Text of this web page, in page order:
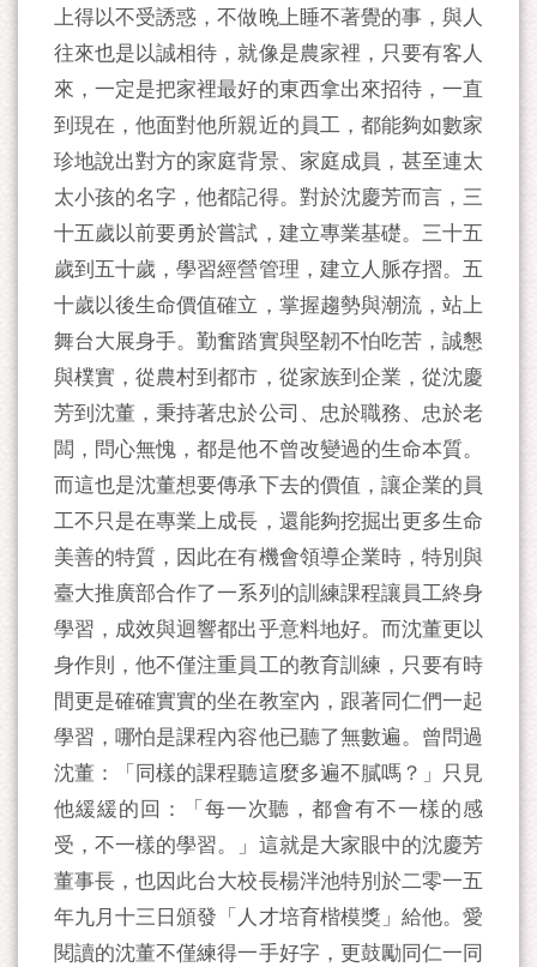
上得以不受誘惑，不做晚上睡不著覺的事，與人
往來也是以誠相待，就像是農家裡，只要有客人
來，一定是把家裡最好的東西拿出來招待，一直
到現在，他面對他所親近的員工，都能夠如數家
珍地說出對方的家庭背景、家庭成員，甚至連太
太小孩的名字，他都記得。對於沈慶芳而言，三
十五歲以前要勇於嘗試，建立專業基礎。三十五
歲到五十歲，學習經營管理，建立人脈存摺。五
十歲以後生命價值確立，掌握趨勢與潮流，站上
舞台大展身手。勤奮踏實與堅韌不怕吃苦，誠懇
與樸實，從農村到都市，從家族到企業，從沈慶
芳到沈董，秉持著忠於公司、忠於職務、忠於老
闆，問心無愧，都是他不曾改變過的生命本質。
而這也是沈董想要傳承下去的價值，讓企業的員
工不只是在專業上成長，還能夠挖掘出更多生命
美善的特質，因此在有機會領導企業時，特別與
臺大推廣部合作了一系列的訓練課程讓員工終身
學習，成效與迴響都出乎意料地好。而沈董更以
身作則，他不僅注重員工的教育訓練，只要有時
間更是確確實實的坐在教室內，跟著同仁們一起
學習，哪怕是課程內容他已聽了無數遍。曾問過
沈董：「同樣的課程聽這麼多遍不膩嗎？」只見
他緩緩的回：「每一次聽，都會有不一樣的感
受，不一樣的學習。」這就是大家眼中的沈慶芳
董事長，也因此台大校長楊泮池特別於二零一五
年九月十三日頒發「人才培育楷模獎」給他。愛
閱讀的沈董不僅練得一手好字，更鼓勵同仁一同